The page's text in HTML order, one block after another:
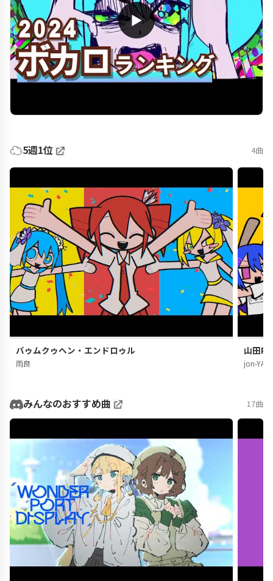
▶
☁️5週1位 4曲
バゥムクゥヘン・エンドロゥル
雨良
山田
jon-
みんなのおすすめ曲 17曲